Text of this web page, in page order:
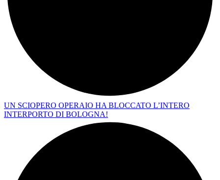
UN SCIOPERO OPERAIO HA BLOCCATO L’INTERO
INTERPORTO DI BOLOGNA!